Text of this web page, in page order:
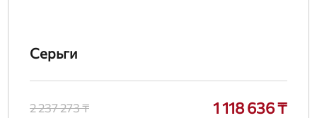
Серьги
2 237 273 ₸ 1 118 636 ₸